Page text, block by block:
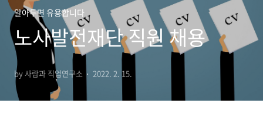
알아두면 유용합니다
노사발전재단 직원 채용
by 사람과 직업연구소 2022. 2. 15.